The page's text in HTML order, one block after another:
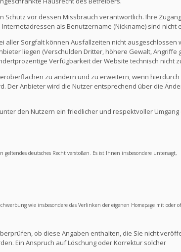
vor dessen Missbrauch verantwortlich. Ihre
als Benutzername (Nickname) sind nicht
aller Sorgfalt können Ausfallzeiten nicht ausgeschlossen
liegen (Verschulden Dritter, höhere Gewalt, Angriffe
Verfügbarkeit der Website technisch nicht
zu ändern und zu erweitern, wenn hierdurch
Der Anbieter wird die Nutzer entsprechend über die
den Nutzern ein friedlicher und respektvoller Umgang
deutsches Recht verstoßen. Es ist Ihnen insbesondere untersagt,
wie insbesondere das Verlinken der eigenen Homepage mit oder
ob diese Angaben enthalten, die Sie nicht
Ein Anspruch auf Löschung oder Korrektur solcher